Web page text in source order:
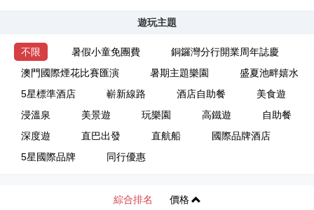
遊玩主題
不限 暑假小童免團費
銅鑼灣分行開業周年誌慶
澳門國際煙花比賽匯演
暑期主題樂園
盛夏池畔嬉水
5星標準酒店
嶄新線路 酒店自助餐
美食遊
浸溫泉
美景遊 玩樂園 高鐵遊
自助餐
深度遊
直巴出發 直航船
國際品牌酒店
5星國際品牌
同行優惠
綜合排名 價格